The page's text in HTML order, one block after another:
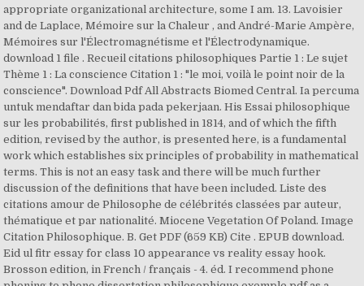
appropriate organizational architecture, some I am. 13. Lavoisier
and de Laplace, Mémoire sur la Chaleur , and André-Marie Ampère,
Mémoires sur l'Électromagnétisme et l'Électrodynamique.
download 1 file . Recueil citations philosophiques Partie 1 : Le sujet
Thème 1 : La conscience Citation 1 : "le moi, voilà le point noir de la
conscience". Download Pdf All Abstracts Biomed Central. Ia percuma
untuk mendaftar dan bida pada pekerjaan. His Essai philosophique
sur les probabilités, first published in 1814, and of which the fifth
edition, revised by the author, is presented here, is a fundamental
work which establishes six principles of probability in mathematical
terms. This is not an easy task and there will be much further
discussion of the definitions that have been included. Liste des
citations amour de Philosophe de célébrités classées par auteur,
thématique et par nationalité. Miocene Vegetation Of Poland. Image
Citation Philosophique. B. Get PDF (659 KB) Cite . EPUB download.
Eid ul fitr essay for class 10 appearance vs reality essay hook.
Brosson edition, in French / français - 4. éd. I recommend phone